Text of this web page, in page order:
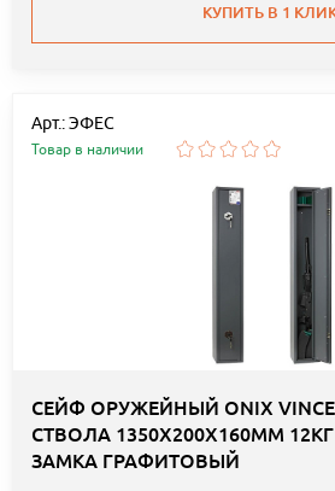
КУПИТЬ В 1
Арт.: ЭФЕС
Товар в наличии
СЕЙФ ОРУЖЕЙНЫЙ ONIX
СТВОЛА 1350Х200Х160ММ
ЗАМКА ГРАФИТОВЫЙ